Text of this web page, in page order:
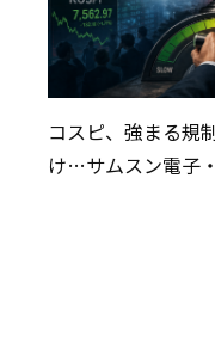
コスピ、強まる規
け…サムスン電子